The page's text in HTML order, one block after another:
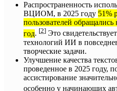
Распространенность
ВЦИОМ, в 2025 году 51%
пользователей
год. [2] Это
технологий ИИ в
творческие задачи.
Улучшение качества
проведенное в 2025 году,
ассистирование
особенно у начинающих